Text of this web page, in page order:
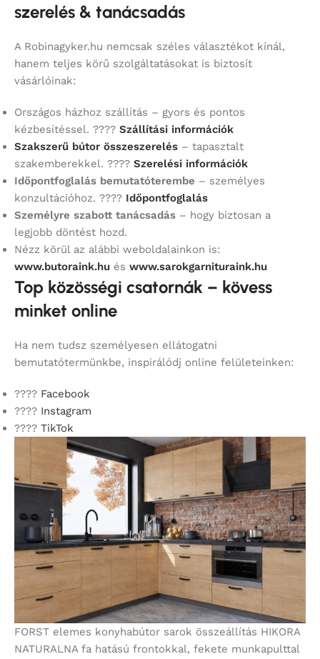
szerelés & tanácsadás
A Robinagyker.hu nemcsak széles választékot kínál,
hanem teljes körű szolgáltatásokat is biztosít
vásárlóinak:
Országos házhoz szállítás – gyors és pontos
kézbesítéssel. ???? Szállítási információk
Szakszerű bútor összeszerelés – tapasztalt
szakemberekkel. ???? Szerelési információk
Időpontfoglalás bemutatóterembe – személyes
konzultációhoz. ???? Időpontfoglalás
Személyre szabott tanácsadás – hogy biztosan a
legjobb döntést hozd.
Nézz körül az alábbi weboldalainkon is:
www.butoraink.hu és www.sarokgarnituraink.hu
Top közösségi csatornák – kövess
minket online
Ha nem tudsz személyesen ellátogatni
bemutatótermünkbe, inspirálódj online felületeinken:
???? Facebook
???? Instagram
???? TikTok
FORST elemes konyhabútor sarok összeállítás HIKORA
NATURALNA fa hatású frontokkal, fekete munkapulttal